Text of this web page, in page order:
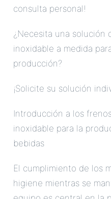
consulta personal!
¿Necesita una solución
inoxidable a medida
producción?
¡Solicite su solución
Introducción a los
inoxidable para la
bebidas
El cumplimiento de los
higiene mientras se